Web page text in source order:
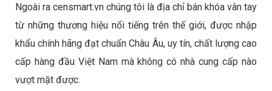
Ngoài ra censmart.vn chúng tôi là địa chỉ bán khóa vân tay
từ những thương hiệu nổi tiếng trên thế giới, được nhập
khẩu chính hãng đạt chuẩn Châu Âu, uy tín, chất lượng cao
cấp hàng đầu Việt Nam mà không có nhà cung cấp nào
vượt mặt được.